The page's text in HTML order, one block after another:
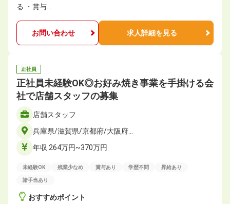
る ・賞与…
お問い合わせ 求人詳細を見る
正社員
正社員未経験OK◎お好み焼き事業を手掛ける会
社で店舗スタッフの募集
店舗スタッフ
兵庫県/滋賀県/京都府/大阪府…
年収 264万円~370万円
未経験OK 残業少なめ 賞与あり 学歴不問 昇給あり
諸手当あり
おすすめポイント